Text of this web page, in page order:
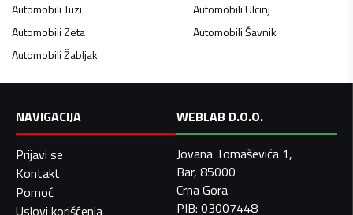
AutomobiliTuzi AutomobiliUlcinj
AutomobiliZeta AutomobiliŠavnik
AutomobiliŽabljak
NAVIGACIJA
Prijavi se
Kontakt
Pomoć
WEBLAB D.O.O.
Jovana Tomaševića 1,
Bar, 85000
Crna Gora
PIB: 03007448